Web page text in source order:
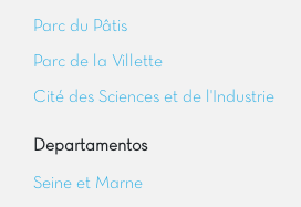
Parc du Pâtis
Parc de la Villette
Cité des Sciences et de l'Industrie
Departamentos
Seine et Marne